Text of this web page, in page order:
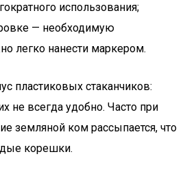
использования;
— необходимую
легко нанести маркером.
пластиковых стаканчиков:
не всегда удобно. Часто при
земляной ком рассыпается, что
корешки.